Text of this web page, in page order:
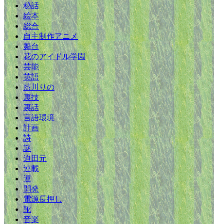
秘話
絵本
総合
自主制作アニメ
舞台
花のアイドル学園
芸能
英語
藍川りの
裏技
裏話
言語環境
計画
詩
謎
迫田元
連載
運
開発
電源長押し
靴
音楽